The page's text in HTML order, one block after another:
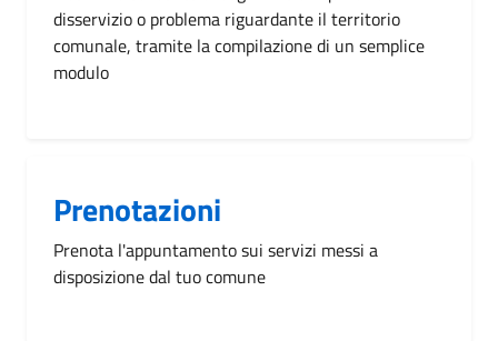
disservizio o problema riguardante il territorio
comunale, tramite la compilazione di un semplice
modulo
Prenotazioni
Prenota l'appuntamento sui servizi messi a
disposizione dal tuo comune